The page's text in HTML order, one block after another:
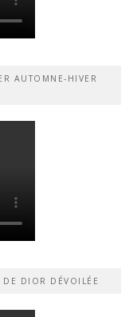
AUTOMNE-HIVER
DIOR DÉVOILÉE